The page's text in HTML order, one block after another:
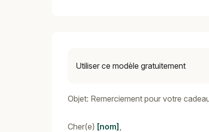
Utiliser ce modèle gratuitement
Objet: Remerciement pour votre
Cher(e) [nom] ,